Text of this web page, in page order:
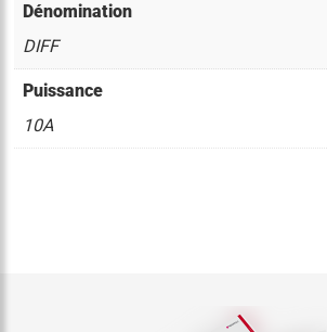
Dénomination
DIFF
Puissance
10A